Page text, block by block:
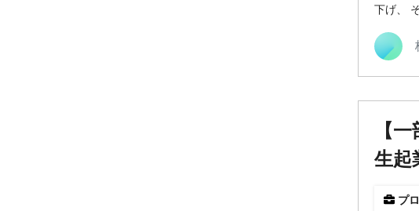
下げ、
【
生起
プ